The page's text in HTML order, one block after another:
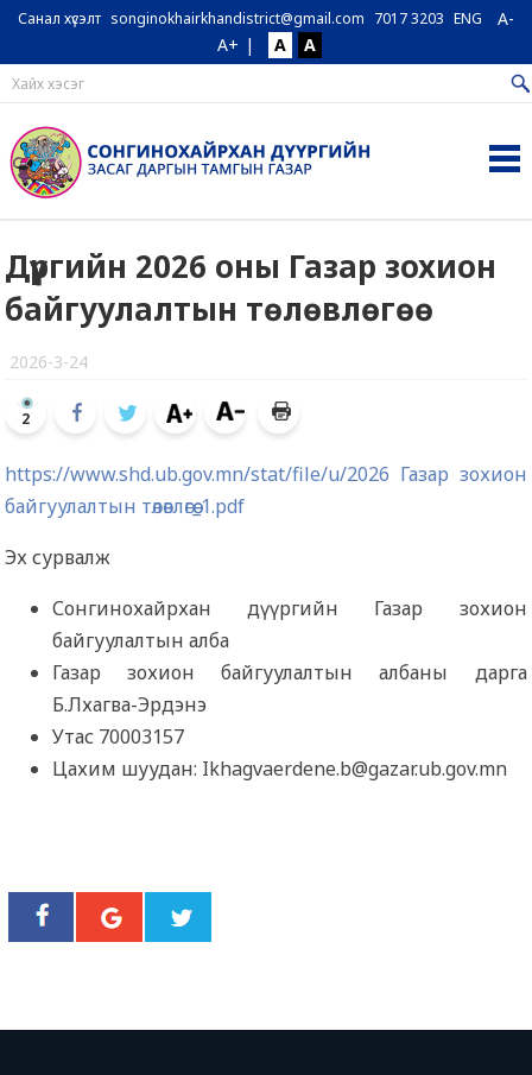
Санал хүсэлт songinokhairkhandistrict@gmail.com 7017 3203 ENG
A-
A+ | A A
Дүүргийн 2026 оны Газар зохион
байгуулалтын төлөвлөгөө
2026-3-24
2
https://www.shd.ub.gov.mn/stat/file/u/2026 Газар зохион
байгуулалтын төлөвлөгөө_1.pdf
Эх сурвалж
Сонгинохайрхан дүүргийн Газар зохион
байгуулалтын алба
Газар зохион байгуулалтын албаны дарга
Б.Лхагва-Эрдэнэ
Утас 70003157
Цахим шуудан: Ikhagvaerdene.b@gazar.ub.gov.mn